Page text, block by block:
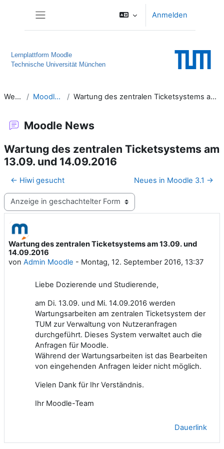
Anmelden
Lernplattform Moodle
Technische Universität München
Website Moodle News Wartung des zentralen Ticketsystems am 13.09. und 14.09.2016
Moodle News
Wartung des zentralen Ticketsystems am
13.09. und 14.09.2016
← Hiwi gesucht
Neues in Moodle 3.1 →
Anzeigemodus
Wartung des zentralen Ticketsystems am 13.09. und
14.09.2016
von Admin Moodle - Montag, 12. September 2016, 13:37
Anzahl Antworten: 0
Liebe Dozierende und Studierende,
am Di. 13.09. und Mi. 14.09.2016 werden
Wartungsarbeiten am zentralen Ticketsystem der
TUM zur Verwaltung von Nutzeranfragen
durchgeführt. Dieses System verwaltet auch die
Anfragen für Moodle.
Während der Wartungsarbeiten ist das Bearbeiten
von eingehenden Anfragen leider nicht möglich.
Vielen Dank für Ihr Verständnis.
Ihr Moodle-Team
Dauerlink